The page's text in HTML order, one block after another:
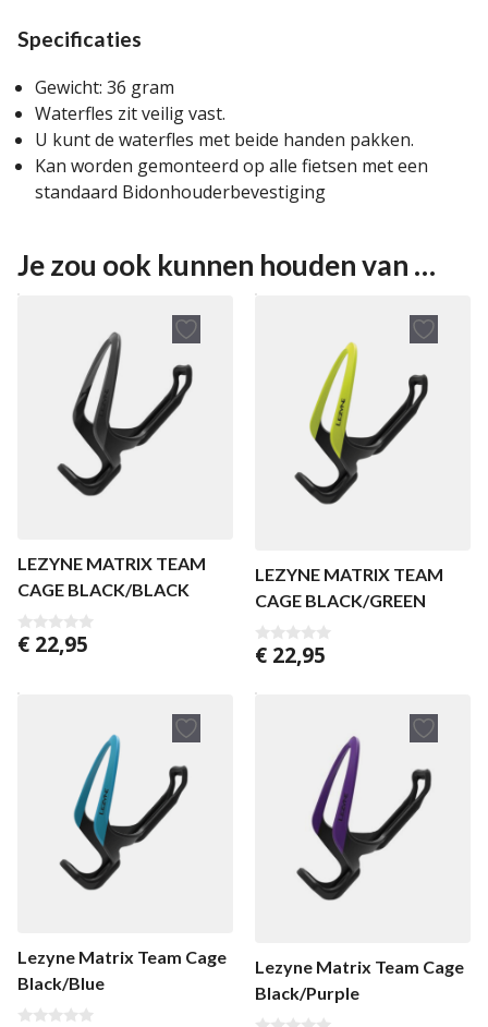
Specificaties
Gewicht: 36 gram
Waterfles zit veilig vast.
U kunt de waterfles met beide handen pakken.
Kan worden gemonteerd op alle fietsen met een
standaard Bidonhouderbevestiging
Je zou ook kunnen houden van …
LEZYNE MATRIX TEAM
CAGE BLACK/BLACK
0
v
5
€ 22,95
LEZYNE MATRIX TEAM
CAGE BLACK/GREEN
0
v
n
€ 22,95
Lezyne Matrix Team Cage
Black/Blue
Lezyne Matrix Team Cage
Black/Purple